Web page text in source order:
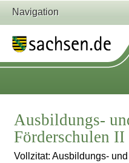
Navigation
Ausbildungs-
Förderschulen II
Vollzitat: Ausbildungs-